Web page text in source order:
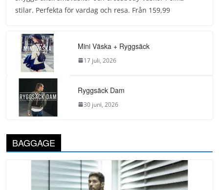
stilar. Perfekta för vardag och resa. Från 159,99
Mini Väska + Ryggsäck
17 juli, 2026
Ryggsäck Dam
30 juni, 2026
BAGGAGE